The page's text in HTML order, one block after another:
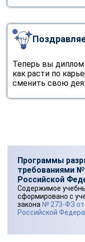
Теперь вы
как расти по
сменить свою
Программы
требованиями
Российской
Содержимое
сформировано с
закона № 273-ФЗ от
Российской